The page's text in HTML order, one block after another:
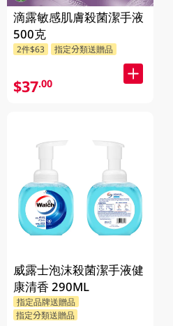
滴露敏感肌膚殺菌潔手液
500克
2件$63 指定分類送贈品
$37.00
威露士泡沫殺菌潔手液健
康清香 290ML
指定品牌送贈品
指定分類送贈品